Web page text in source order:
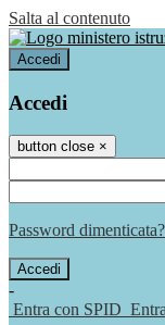
Salta al contenuto
Accedi
Accedi
button close ×
Password dimenticata?
-
Entra con SPID